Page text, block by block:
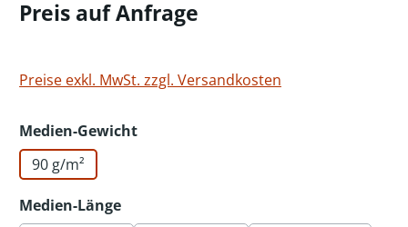
Preis auf Anfrage
Preise exkl. MwSt. zzgl. Versandkosten
Medien-Gewichtauswählen
90 g/m²
Medien-Längeauswählen